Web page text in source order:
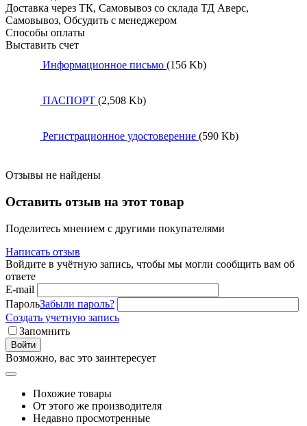
Доставка через ТК, Самовывоз со склада ТД Аверс,
Самовывоз, Обсудить с менеджером
Способы оплаты
Выставить счет
Информационное письмо (156 Kb)
ПАСПОРТ (2,508 Kb)
Регистрационное удостоверение (590 Kb)
Отзывы не найдены
Оставить отзыв на этот товар
Поделитесь мнением с другими покупателями
Написать отзыв
Войдите в учётную запись, чтобы мы могли сообщить вам об
ответе
E-mail
ПарольЗабыли пароль?
Создать учетную запись
Запомнить
Войти
Возможно, вас это заинтересует
Похожие товары
От этого же производителя
Недавно просмотренные